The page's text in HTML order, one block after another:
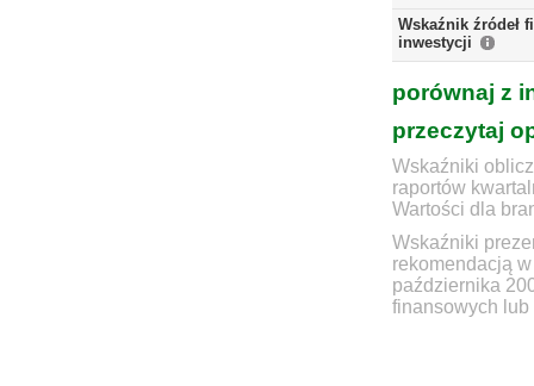
Wskaźnik źródeł
inwestycji
porównaj z
przeczytaj
Wskaźniki
raportów
Wartości dla
Wskaźniki
rekomendacją
października
finansowych lub